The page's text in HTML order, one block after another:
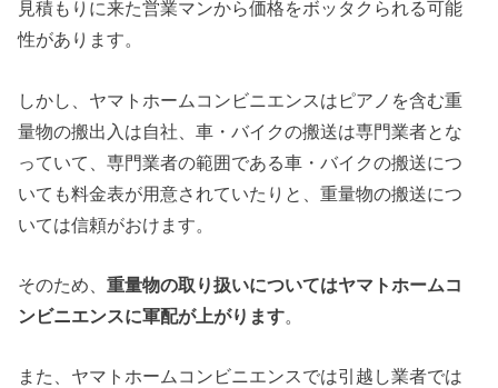
見積もりに来た営業マンから価格をボッタクられる可能
性があります。
しかし、ヤマトホームコンビニエンスはピアノを含む重
量物の搬出入は自社、車・バイクの搬送は専門業者とな
っていて、専門業者の範囲である車・バイクの搬送につ
いても料金表が用意されていたりと、重量物の搬送につ
いては信頼がおけます。
そのため、重量物の取り扱いについてはヤマトホームコ
ンビニエンスに軍配が上がります。
また、ヤマトホームコンビニエンスでは引越し業者では